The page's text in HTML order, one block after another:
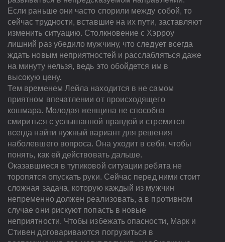
Если раньше они часто спорили между собой, то
сейчас трудности, вставшие на их пути, заставляют
изменить ситуацию. Столкновение с Хэрроу
лишний раз убедило мужчину, что следует всегда
ждать новым неприятностей и расслабляться даже
на минуту нельзя, ведь это обойдется им в
высокую цену.
Тем временем Лейла находится в не самом
приятном впечатлении от происходящего
кошмара. Молодая женщина не способна
смириться с услышанной правдой и стремится
всегда найти нужный вариант для решения
наболевшего вопроса. Она уходит в себя, чтобы
понять, как ей действовать дальше.
Оказавшиеся в тупиковой ситуации ребята не
торопятся опускать руки. Сейчас перед ними стоит
сложная задача, которую каждый из мужчин
непременно должен реализовать, а в противном
случае они рискуют попасть в новые
неприятности. Чтобы избежать опасности, Марк и
Стивен договариваются погрузиться в